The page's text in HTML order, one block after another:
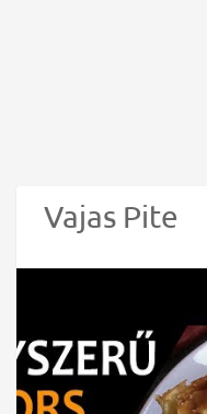
Vajas Pite